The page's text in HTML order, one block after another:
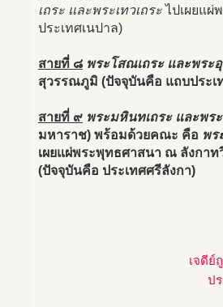
เถระ และพระเทวเถระไปเผยแ
ประเทศเนปาล)
สายที่ ๘ พระโสณเถระ และพระอุ
สุวรรณภูมิ (ปัจจุบันคือ แถบประเ
สายที่ ๙ พระมหินทเถระ และพร
มหาราช) พร้อมด้วยคณะ คือ พร
เผยแผ่พระพุทธศาสนา ณ ลังกา
(ปัจจุบันคือ ประเทศศรีลังกา)
เจดีย์
ป